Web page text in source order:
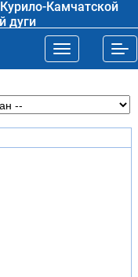
Камчатской
дуги
Toggle